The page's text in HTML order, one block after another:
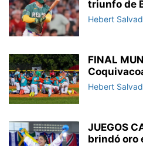
triunfo de
Hebert
FINAL
Hebert
JUEGOS
brindó oro